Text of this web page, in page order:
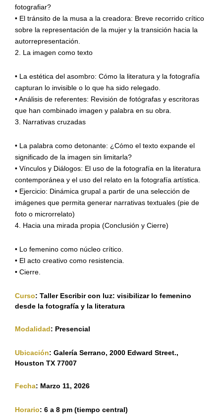
fotografiar?
• El tránsito de la musa a la creadora: Breve recorrido crítico
sobre la representación de la mujery la transición hacia la
autorrepresentación
2. La imagen como texto
• La estética del asombro: Cómo la literatura y la fotografía
capturan lo invisible o lo que ha sido relegado.
•Análisis de referentes: Revisión de fotógrafas y escritoras
que han combinado imagen y palabra en su obra.
3. Narrativas cruzadas
• La palabra como detonante: ¿Cómo el texto expande el
significado de la imagen sin limitarla?
• Vínculos y Diálogos: El uso de la fotografía en la literatura
contemporánea y el uso del relato en la fotografía artística.
• Ejercicio: Dinámica grupal a partir de una selección de
imágenes que permita generar narrativas textuales (pie de
fotoo microrrelato)
4. Hacia una mirada propia (Conclusión y Cierre)
• Lo femenino como núcleo crítico.
• El acto creativo como resistencia
• Cierre.
Curso: Taller Escribir con luz: visibilizar lo femenino
desde la fotografía y la literatura
Modalidad: Presencial
Ubicación: Galería Serrano, 2000 Edward Street.,
Houston TX 77007
Fecha: Marzo 11, 2026
Horario: 6 a 8 pm (tiempo central)